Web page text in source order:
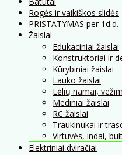
Rogės ir vaikiškos slidės
PRISTATYMAS per 1d.d.
Žaislai
Edukaciniai žaislai
Konstruktoriai ir
Kūrybiniai žaislai
Lauko žaislai
Lėlių namai,
Mediniai žaislai
RC žaislai
Traukinukai ir
Virtuvės, indai,
Elektriniai dviračiai